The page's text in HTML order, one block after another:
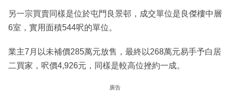
另一宗買賣同樣是位於屯門良景邨，成交單位是良傑樓中層
6室，實用面積544呎的單位。
業主7月以未補價285萬元放售，最終以268萬元易手予白居
二買家，呎價4,926元，同樣是較高位挫約一成。
廣告